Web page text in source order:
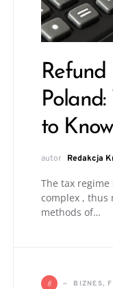
Refund
to Know
autor Redakcja
The tax
complex ,
methods of…
B BIZNES,